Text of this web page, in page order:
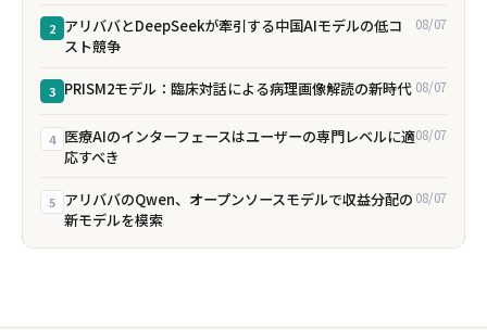
2 アリババとDeepSeekが牽引する中国AIモデルの低コ
スト競争
08/07
3 PRISM2モデル：臨床対話による病理画像解読の新時代 08/07
4 医療AIのインターフェースはユーザーの専門レベルに適
応すべき
08/07
5 アリババのQwen、オープンソースモデルで収益分配の
新モデルを模索
08/07